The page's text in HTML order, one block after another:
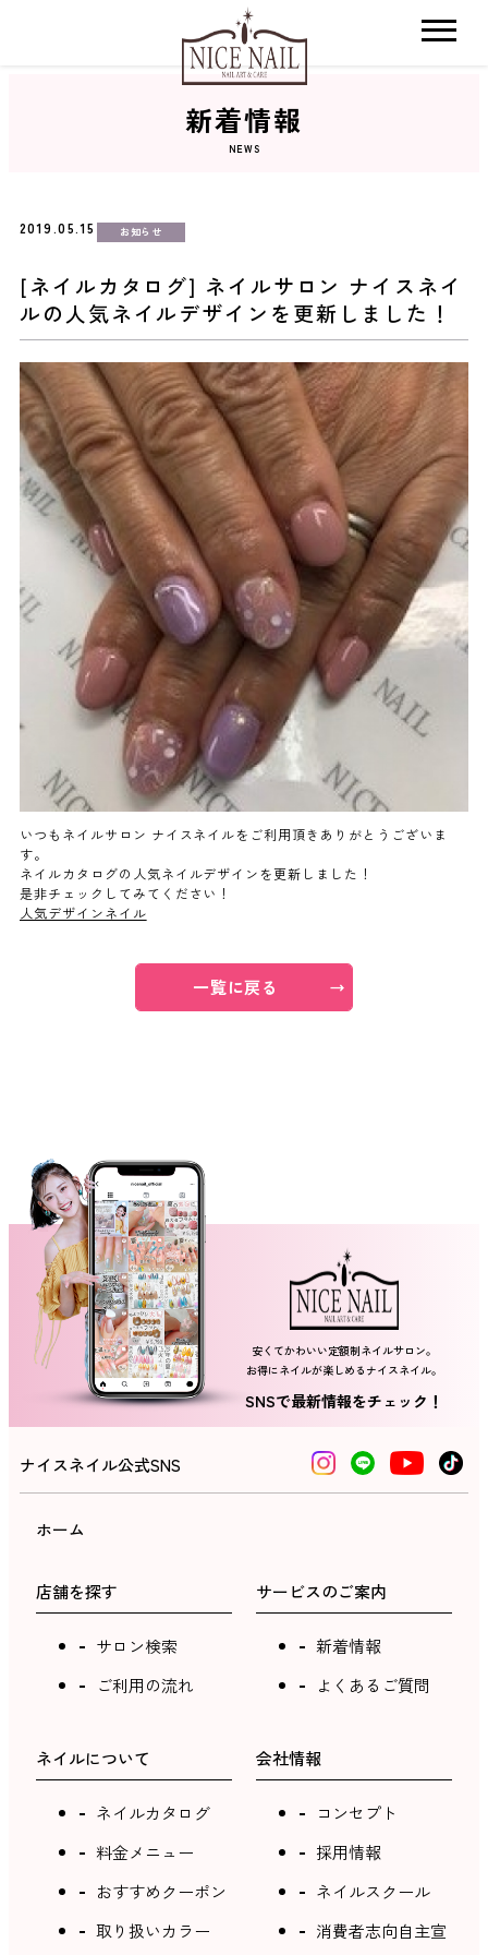
おすすめクーポン
料金メニュー
コンセプト
よくあるご質問
ご利用の流れ
取り扱いカラー
ネイル用語
消費者志向自主宣言
新着情報
採用情報
新着情報
NEWS
2019.05.15 お知らせ
[ネイルカタログ] ネイルサロン ナイスネイ
ルの人気ネイルデザインを更新しました！
いつもネイルサロン ナイスネイルをご利用頂きありがとうございま
す。
ネイルカタログの人気ネイルデザインを更新しました！
是非チェックしてみてください！
人気デザインネイル
一覧に戻る
安くてかわいい定額制ネイルサロン。
お得にネイルが楽しめるナイスネイル。
SNSで最新情報をチェック！
ナイスネイル公式SNS
ホーム
店舗を探す
サロン検索
ご利用の流れ
サービスのご案内
新着情報
よくあるご質問
ネイルについて
ネイルカタログ
料金メニュー
おすすめクーポン
取り扱いカラー
会社情報
コンセプト
採用情報
ネイルスクール
消費者志向自主宣